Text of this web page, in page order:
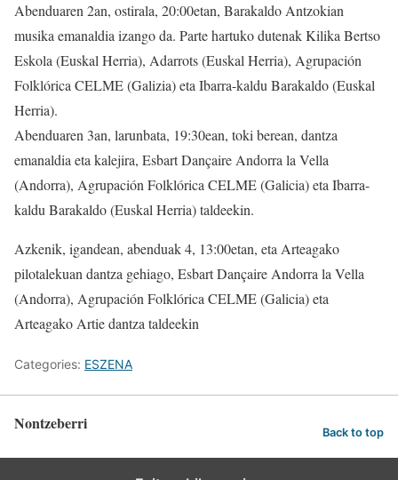
Abenduaren 2an, ostirala, 20:00etan, Barakaldo Antzokian
musika emanaldia izango da. Parte hartuko dutenak Kilika Bertso
Eskola (Euskal Herria), Adarrots (Euskal Herria), Agrupación
Folklórica CELME (Galizia) eta Ibarra-kaldu Barakaldo (Euskal
Herria).
Abenduaren 3an, larunbata, 19:30ean, toki berean, dantza
emanaldia eta kalejira, Esbart Dançaire Andorra la Vella
(Andorra), Agrupación Folklórica CELME (Galicia) eta Ibarra-
kaldu Barakaldo (Euskal Herria) taldeekin.
Azkenik, igandean, abenduak 4, 13:00etan, eta Arteagako
pilotalekuan dantza gehiago, Esbart Dançaire Andorra la Vella
(Andorra), Agrupación Folklórica CELME (Galicia) eta
Arteagako Artie dantza taldeekin
Categories: ESZENA
Nontzeberri Back to top